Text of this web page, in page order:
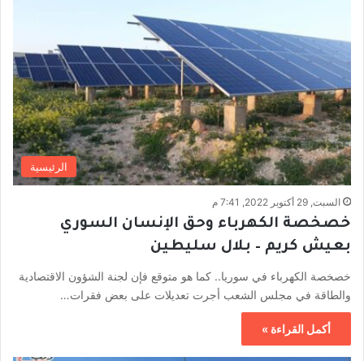
الرئيسية
السبت, 29 أكتوبر 2022, 7:41 م
خصخصة الكهرباء وحق الإنسان السوري
بعيش كريم – بلال سليطين
خصخصة الكهرباء في سوريا.. كما هو متوقع فإن لجنة الشؤون الاقتصادية
والطاقة في مجلس الشعب أجرت تعديلات على بعض فقرات…
أكمل القراءة »